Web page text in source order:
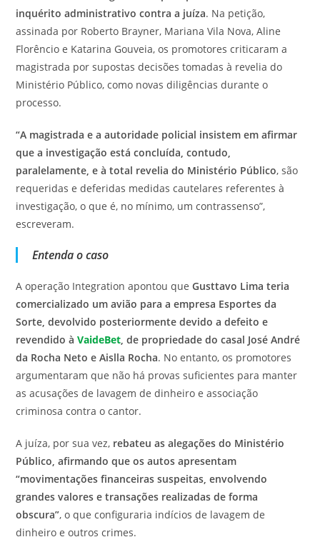
inquérito administrativo contra a juíza. Na petição,
assinada por Roberto Brayner, Mariana Vila Nova, Aline
Florêncio e Katarina Gouveia, os promotores criticaram a
magistrada por supostas decisões tomadas à revelia do
Ministério Público, como novas diligências durante o
processo.
“A magistrada e a autoridade policial insistem em afirmar
que a investigação está concluída, contudo,
paralelamente, e à total revelia do Ministério Público, são
requeridas e deferidas medidas cautelares referentes à
investigação, o que é, no mínimo, um contrassenso”,
escreveram.
Entenda o caso
A operação Integration apontou queGusttavo Lima teria
comercializado um avião para a empresa Esportes da
Sorte, devolvido posteriormente devido a defeito e
revendido àVaideBet, de propriedade do casal José André
da Rocha Neto e Aislla Rocha. No entanto, os promotores
argumentaram que não há provas suficientes para manter
as acusações de lavagem de dinheiro e associação
criminosa contra o cantor.
A juíza, por sua vez, rebateu as alegações do Ministério
Público, afirmando que os autos apresentam
“movimentações financeiras suspeitas, envolvendo
grandes valores e transações realizadas de forma
obscura”, o que configuraria indícios de lavagem de
dinheiro e outros crimes.